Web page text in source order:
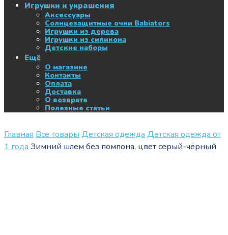
Игрушки и украшения
Аксессуары
Солнцезащитные очки Babiators
Игрушки из дерева
Игрушки из силикона
Детские наборы
Ещё
О магазине
Контакты
Оплата
Доставка
О возврате
Полезные статьи
Главная Все товары Детская одежда Детская одежда от
1 года Зимний шлем без помпона, цвет серый-чёрный